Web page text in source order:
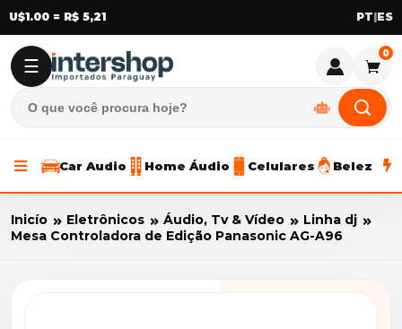
U$1.00 = R$ 5,21 |
☰
0
Car Audio Home Áudio Celulares Beleza
Inicío Eletrônicos Áudio, Tv & Vídeo
Linha dj
Mesa Controladora de Edição Panasonic AG-A96